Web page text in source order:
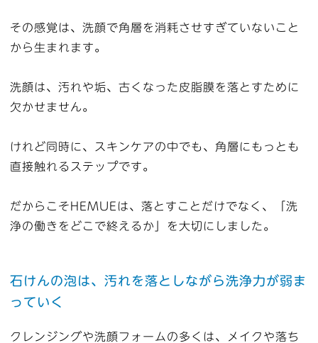
その感覚は、洗顔で角層を消耗させすぎていないこと
から生まれます。
洗顔は、汚れや垢、古くなった皮脂膜を落とすために
欠かせません。
けれど同時に、スキンケアの中でも、角層にもっとも
直接触れるステップです。
だからこそHEMUEは、落とすことだけでなく、「洗
浄の働きをどこで終えるか」を大切にしました。
石けんの泡は、汚れを落としながら洗浄力が弱ま
っていく
クレンジングや洗顔フォームの多くは、メイクや落ち